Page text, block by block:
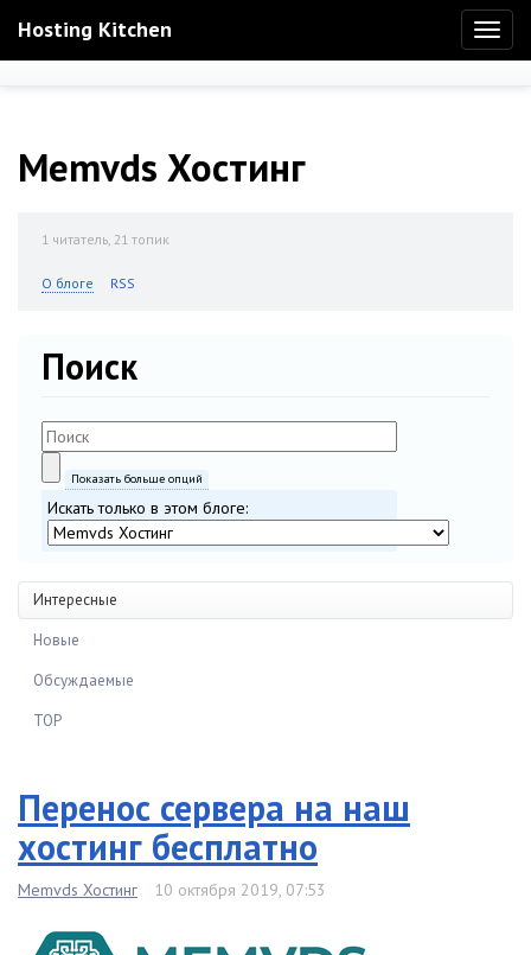
Hosting Kitchen
Memvds Хостинг
1 читатель, 21 топик
О блоге RSS
Поиск
Показать больше опций
Искать только в этом блоге:
Интересные
Новые
Обсуждаемые
TOP
Перенос сервера на наш
хостинг бесплатно
Memvds Хостинг 10 октября 2019, 07:53